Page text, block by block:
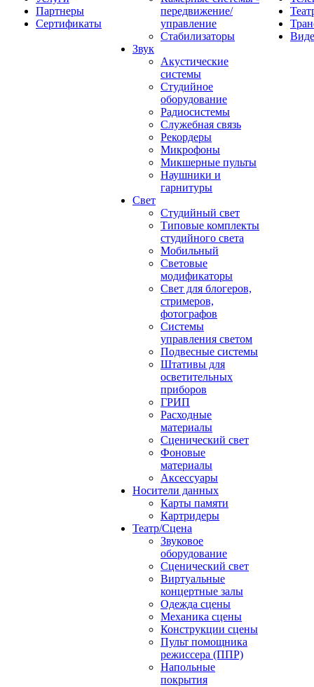
Партнеры
Сертификаты
передвижение/
управление
Стабилизаторы
Звук
Акустические
системы
Студийное
оборудование
Радиосистемы
Служебная связь
Рекордеры
Микрофоны
Микшерные пульты
Наушники и
гарнитуры
Свет
Студийный свет
Типовые комплекты
студийного света
Мобильный
Световые
модификаторы
Свет для блогеров,
стримеров,
фотографов
Системы
управления светом
Подвесные системы
Штативы для
осветительных
приборов
ГРИП
Расходные
материалы
Сценический свет
Фоновые
материалы
Аксессуары
Носители данных
Карты памяти
Картридеры
Театр/Сцена
Звуковое
оборудование
Сценический свет
Виртуальные
концертные залы
Одежда сцены
Механика сцены
Конструкции сцены
Пульт помощника
режиссера (ППР)
Напольные
покрытия